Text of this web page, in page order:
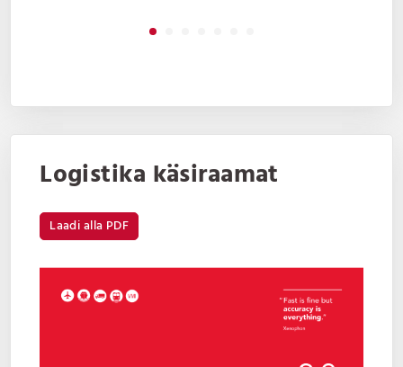
Logistika käsiraamat
Laadi alla PDF